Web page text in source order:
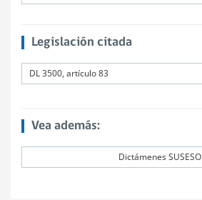
Legislación citada
DL 3500, artículo 83
Vea además:
Dictámenes SUSESO